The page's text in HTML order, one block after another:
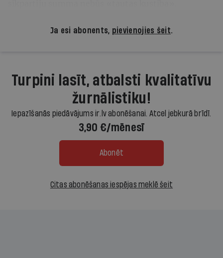
Ja esi abonents, pievienojies šeit.
Turpini lasīt, atbalsti kvalitatīvu
žurnālistiku!
Iepazīšanās piedāvājums ir.lv abonēšanai. Atcel jebkurā brīdī.
3,90 €/mēnesī
Abonēt
Citas abonēšanas iespējas meklē šeit